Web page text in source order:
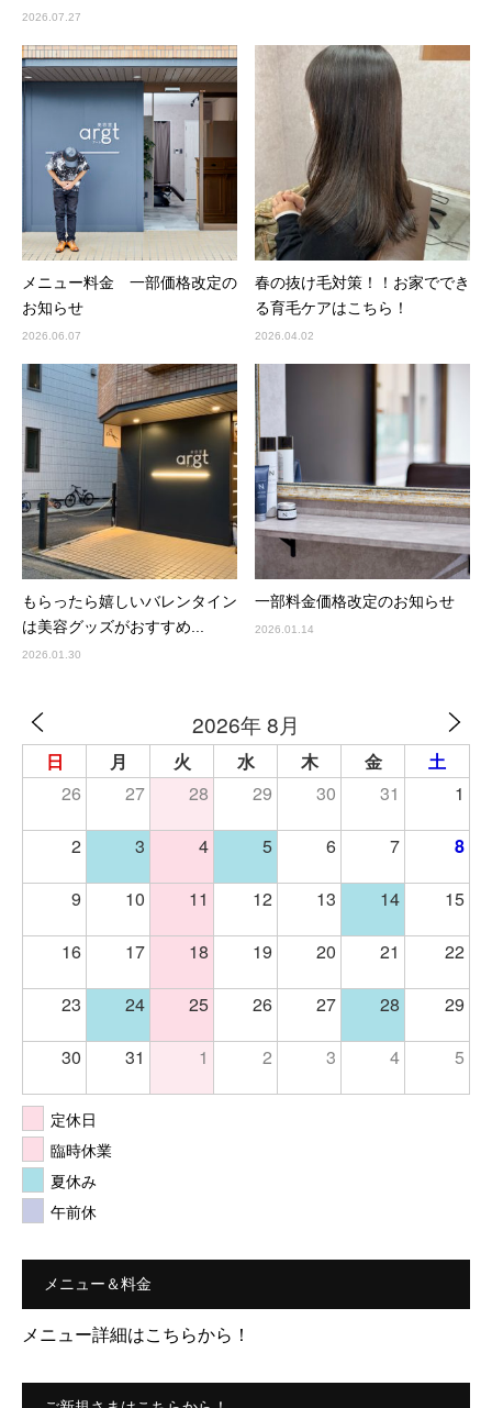
2026.07.27
メニュー料金 一部価格改定の
お知らせ
2026.06.07
春の抜け毛対策！！お家ででき
る育毛ケアはこちら！
2026.04.02
もらったら嬉しいバレンタイン
は美容グッズがおすすめ...
2026.01.30
一部料金価格改定のお知らせ
2026.01.14
2026年 8月
日 月 火 水 木 金
土
26
27 28 29 30 31 1
2 3 4 5 6 7 8
9 10 11 12 13 14 15
16 17 18 19 20 21 22
23 24 25 26 27 28 29
30 31 1 2 3 4 5
定休日
臨時休業
夏休み
午前休
メニュー＆料金
メニュー詳細はこちらから！